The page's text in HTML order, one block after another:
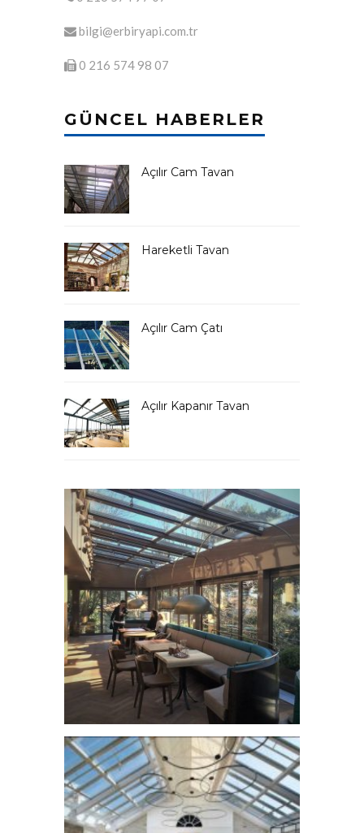
bilgi@erbiryapi.com.tr
0 216 574 98 07
GÜNCEL HABERLER
Açılır Cam Tavan
Hareketli Tavan
Açılır Cam Çatı
Açılır Kapanır Tavan